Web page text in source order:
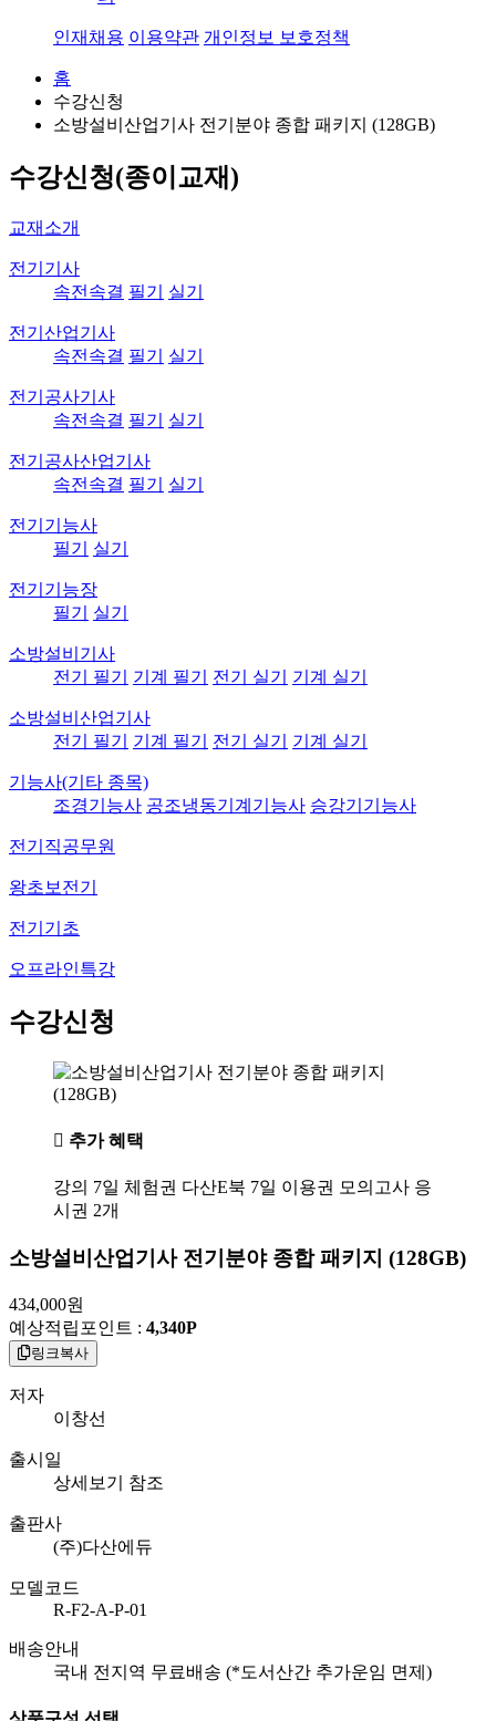
인재채용 이용약관 개인정보 보호정책
홈
수강신청
소방설비산업기사 전기분야 종합 패키지 (128GB)
수강신청(종이교재)
교재소개
전기기사
속전속결 필기 실기
전기산업기사
속전속결 필기 실기
전기공사기사
속전속결 필기 실기
전기공사산업기사
속전속결 필기 실기
전기기능사
필기
실기
전기기능장
필기
실기
소방설비기사
전기 필기
기계 필기 전기 실기 기계 실기
소방설비산업기사
전기 필기
기계 필기 전기 실기 기계 실기
기능사(기타 종목)
조경기능사 공조냉동기계기능사 승강기기능사
전기직공무원
왕초보전기
전기기초
오프라인특강
수강신청
추가 혜택
강의 7일 체험권 다산E북 7일 이용권 모의고사 응
시권 2개
소방설비산업기사 전기분야 종합 패키지 (128GB)
434,000원
예상적립포인트 : 4,340P
링크복사
저자
이창선
출시일
상세보기 참조
출판사
(주)다산에듀
모델코드
R-F2-A-P-01
배송안내
국내 전지역 무료배송 (*도서산간 추가운임 면제)